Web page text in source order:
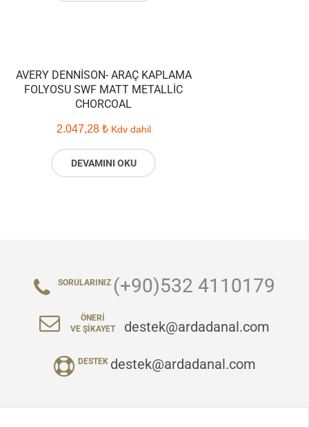
AVERY DENNISON- ARAÇ KAPLAMA
FOLYOSU SWF MATT METALLIC
CHORCOAL
2.047,28 ₺ Kdv dahil
DEVAMINI OKU
SORULARINIZ (+90)532 4110179
ÖNERI
VE ŞIKAYET
destek@ardadanal.com
DESTEK destek@ardadanal.com